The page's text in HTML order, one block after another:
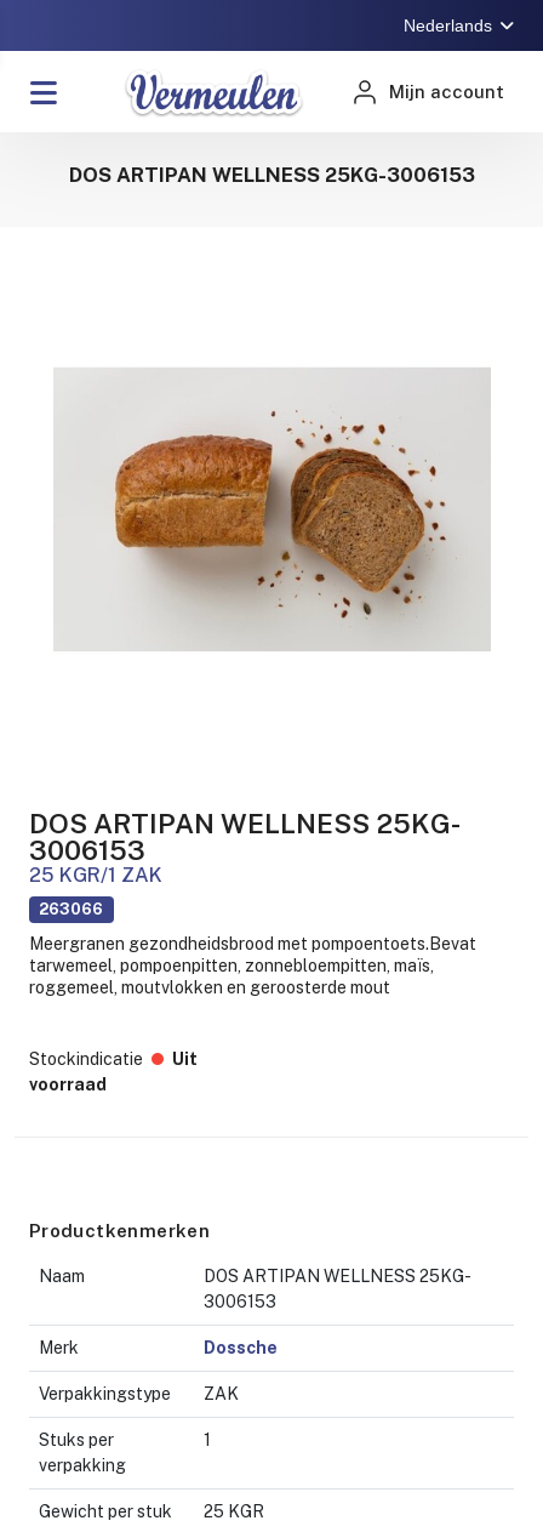
Nederlands
Mijn account
DOS ARTIPAN WELLNESS 25KG-3006153
DOS ARTIPAN WELLNESS 25KG-
3006153
25 KGR/1 ZAK
263066
Meergranen gezondheidsbrood met pompoentoets.Bevat
tarwemeel, pompoenpitten, zonnebloempitten, maïs,
roggemeel, moutvlokken en geroosterde mout
Stockindicatie
Uit
voorraad
Productkenmerken
Naam
DOS ARTIPAN WELLNESS 25KG-
3006153
Merk Dossche
Verpakkingstype ZAK
Stuks per
verpakking
1
Gewicht per stuk 25 KGR